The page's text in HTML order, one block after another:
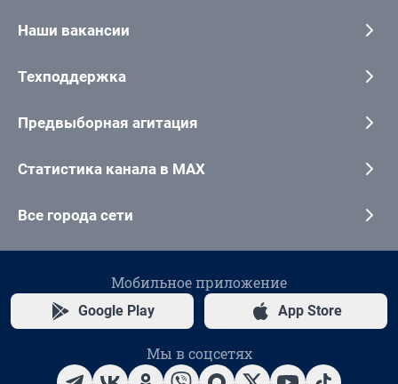
Наши вакансии
Техподдержка
Предвыборная агитация
Статистика канала в MAX
Все города сети
Мобильное приложение
Google Play App Store
Мы в соцсетях